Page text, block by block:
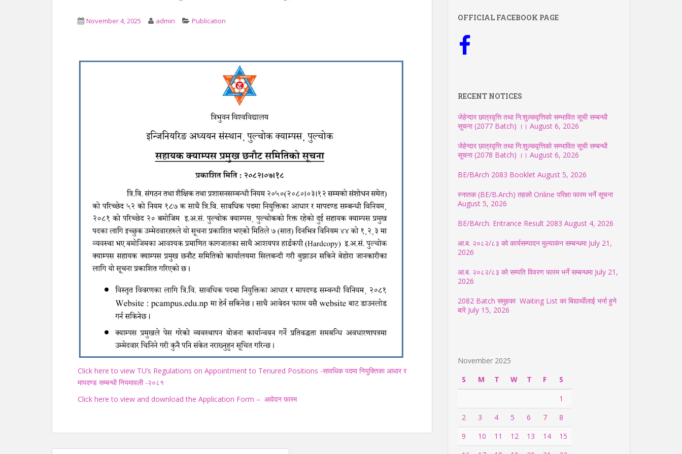
November 4, 2025 admin Publication
Click here to view TU’s Regulations on Appointment to Tenured Positions -सावधिक पदमा नियुक्तिका आधार र
मापदण्ड सम्बन्धी नियमावली -२०८१
Click here to view and download the Application Form – आवेदन फारम
OFFICIAL FACEBOOK PAGE
RECENT NOTICES
जेहेन्दार छात्रवृत्ति तथा नि:शुल्कवृत्तिको सम्भावित सूची सम्बन्धी
सूचना (2077 Batch) ।। August 6, 2026
जेहेन्दार छात्रवृत्ति तथा नि:शुल्कवृत्तिको सम्भावित सूची सम्बन्धी
सूचना (2078 Batch) ।। August 6, 2026
BE/BArch 2083 Booklet August 5, 2026
स्नातक (BE/B.Arch) तहको Online परिक्षा फारम भर्ने सूचना
August 5, 2026
BE/BArch. Entrance Result 2083 August 4, 2026
आ.ब. २०८२/८३ को कार्यसम्पादन मुल्याकंन सम्बन्धमा July 21,
2026
आ.ब. २०८२/८३ को सम्पति विवरण फारम भर्ने सम्बन्धमा July 21,
2026
2082 Batch समुहका Waiting List का बिद्यार्थीलाई भर्ना हुने
बारे July 15, 2026
November 2025
S
M T W T F
S
1
2
3 4 5 6 7
8
9
10 11 12 13 14
15